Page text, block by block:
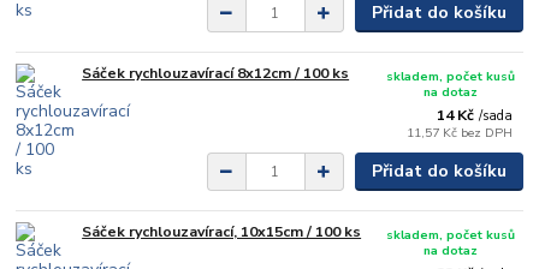
Přidat do košíku
Sáček rychlouzavírací 8x12cm / 100 ks
14 Kč /sada
11,57 Kč bez DPH
skladem, počet kusů
na dotaz
Přidat do košíku
Sáček rychlouzavírací, 10x15cm / 100 ks
skladem, počet kusů
na dotaz